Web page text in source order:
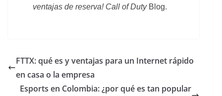
ventajas de reserva! Call of DutyBlog.
FTTX: qué es y ventajas para un Internet rápido
en casa o la empresa
Esports en Colombia: ¿por qué es tan popular